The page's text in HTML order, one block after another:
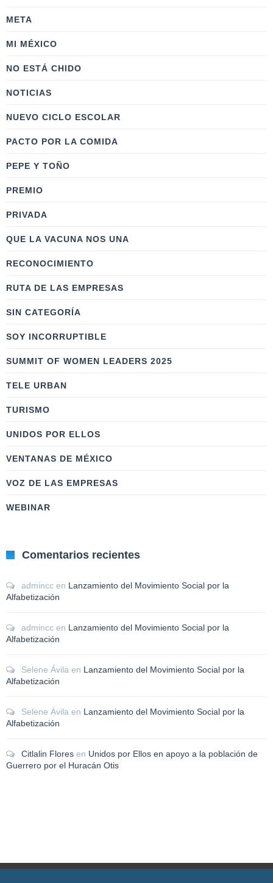
META
MI MÉXICO
NO ESTÁ CHIDO
NOTICIAS
NUEVO CICLO ESCOLAR
PACTO POR LA COMIDA
PEPE Y TOÑO
PREMIO
PRIVADA
QUE LA VACUNA NOS UNA
RECONOCIMIENTO
RUTA DE LAS EMPRESAS
SIN CATEGORÍA
SOY INCORRUPTIBLE
SUMMIT OF WOMEN LEADERS 2025
TELE URBAN
TURISMO
UNIDOS POR ELLOS
VENTANAS DE MÉXICO
VOZ DE LAS EMPRESAS
WEBINAR
Comentarios recientes
admincc en Lanzamiento del Movimiento Social por la
Alfabetización
admincc en Lanzamiento del Movimiento Social por la
Alfabetización
Selene Ávila en Lanzamiento del Movimiento Social por la
Alfabetización
Selene Ávila en Lanzamiento del Movimiento Social por la
Alfabetización
Citlalin Flores en Unidos por Ellos en apoyo a la población de
Guerrero por el Huracán Otis